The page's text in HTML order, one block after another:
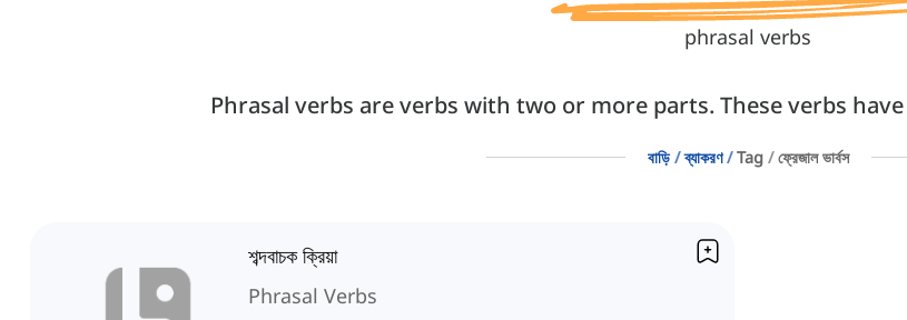
phrasal verbs
Phrasal verbs are verbs with two or more parts. These verbs
বাড়ি ব্যাকরণ Tag ফ্রেজাল ভার্বস
শব্দবাচক ক্রিয়া
Phrasal Verbs